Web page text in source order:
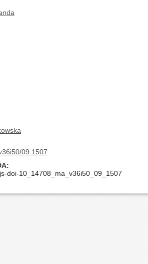
09.1507
doi-10_14708_ma_v36i50_09_1507